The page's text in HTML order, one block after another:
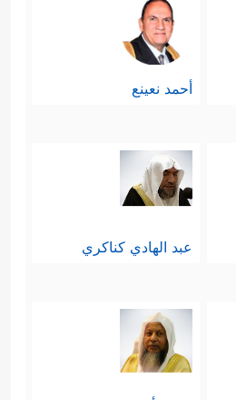
أحمد نعينع
عبد الهادي كناكري